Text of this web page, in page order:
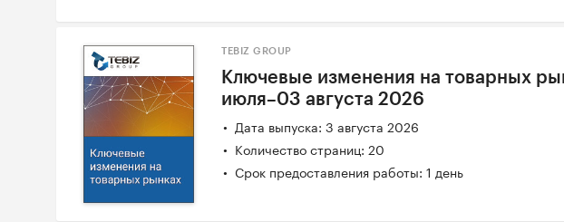
TEBIZ GROUP
Ключевые изменения на товарных
июля–03 августа 2026
Дата выпуска: 3 августа 2026
Количество страниц: 20
Срок предоставления работы: 1 день